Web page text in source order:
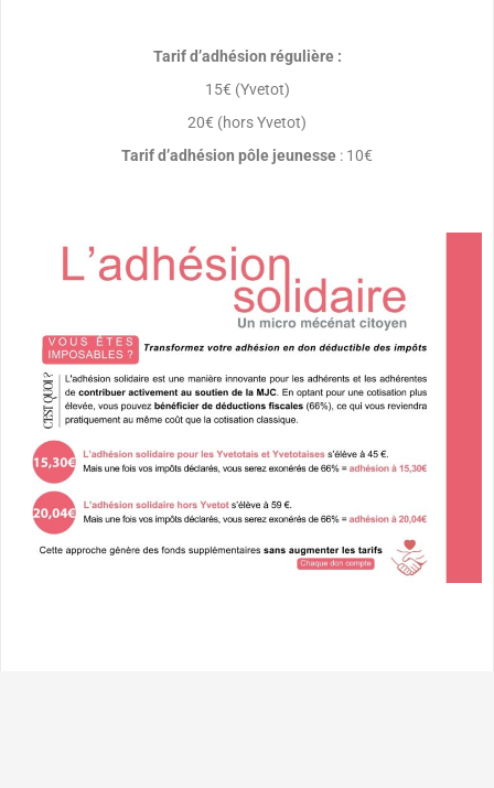
Tarif d’adhésion régulière :
15€ (Yvetot)
20€ (hors Yvetot)
Tarif d’adhésion pôle jeunesse : 10€